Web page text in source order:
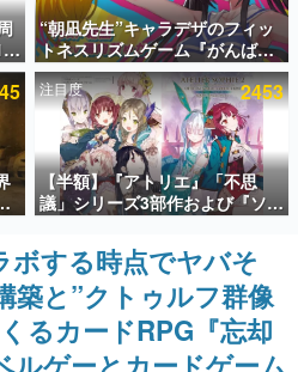
以上！ ページビュー数万以上！ などな
まれた、電ファミ渾身の“殿堂入り”記
。
書
ターの方々に製作時のエピソードをお
る企画（ゲーム）とは何か？を探ってい
“朝凪先生”キャラデザのフィッ
トネスリズムゲーム『がんば
れ！チアリズム』Steamストア
ページが公開。キャラクターの
CVは陽向葵ゅかさん
注目度 2453
【半額】『アトリエ』「不思
議」シリーズ3部作および『ソフ
ィーのアトリエ2』公式画集の
Kindle版が50%オフとなるセー
ルが開催中。各作品の設定画や
美麗なイラストの数々をふんだ
んに収録
ボする時点でヤバそ
築と”クトゥルフ群像
るカードRPG『忘却
ルゲーとカードゲーム